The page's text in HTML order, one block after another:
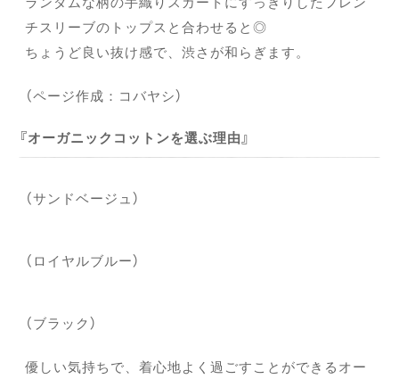
チスリーブのトップスと合わせると◎
ちょうど良い抜け感で、渋さが和らぎます。
（ページ作成：コバヤシ）
オーガニックコットンを選ぶ理由
（サンドベージュ）
（ロイヤルブルー）
（ブラック）
優しい気持ちで、着心地よく過ごすことができるオー